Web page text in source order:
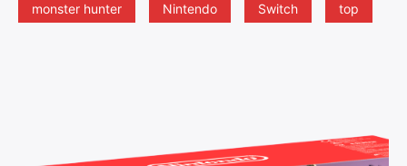
monster hunter
Nintendo Switch top